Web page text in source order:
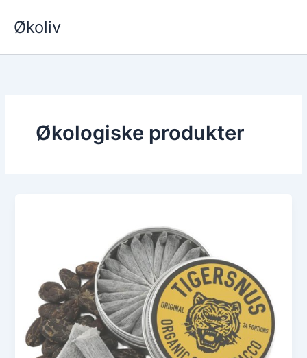
rett
innholdet
Økoliv
Økologiske produkter